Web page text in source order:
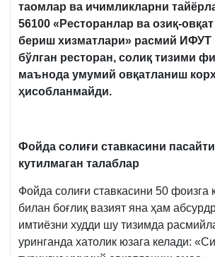
таомлар ва ичимликларни
56100 «Ресторанлар ва озиқ-овқат
бериш хизматлари» расмий ИФУТ
бўлган ресторан, солиқ тизими
маънода умумий овқатланиш
ҳисобланмайди.
Фойда солиғи ставкасини
кутилмаган талаблар
Фойда солиғи ставкасини 50 фоизга
билан боғлиқ вазият яна ҳам
имтиёзни худди шу тизимда
уринганда хатолик юзага келади: